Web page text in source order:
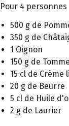
Pour 4 personnes
500 g de
350 g de
1 Oignon
150 g de Tomme
15 cl de Crème
20 g de Beurre
5 cl de Huile
2 g de Laurier